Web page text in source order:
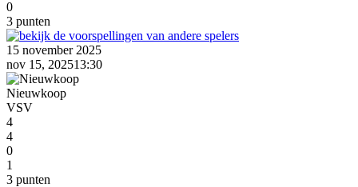
0
3 punten
15 november 2025
nov 15, 202513:30
Nieuwkoop
VSV
4
4
0
1
3 punten